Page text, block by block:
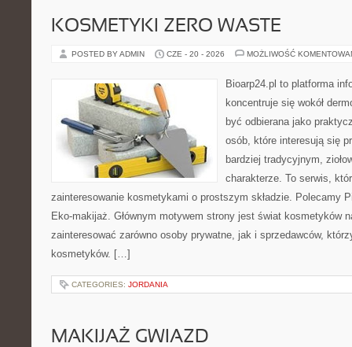
KOSMETYKI ZERO WASTE
POSTED BY ADMIN CZE - 20 - 2026 MOŻLIWOŚĆ
Bioarp24.pl to platforma
koncentruje się wokół
być odbierana jako
osób, które interesują się
bardziej tradycyjnym,
charakterze. To serwis,
zainteresowanie kosmetykami o prostszym składzie. Polecamy
Eko-makijaż. Głównym motywem strony jest świat kosmetyków
zainteresować zarówno osoby prywatne, jak i sprzedawców,
kosmetyków. […]
CATEGORIES: JORDANIA
MAKIJAŻ GWIAZD